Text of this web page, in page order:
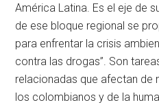
América Latina. Es el eje de
de ese bloque regional se
para enfrentar la crisis
contra las drogas”. Son
relacionadas que afectan de
los colombianos y de la